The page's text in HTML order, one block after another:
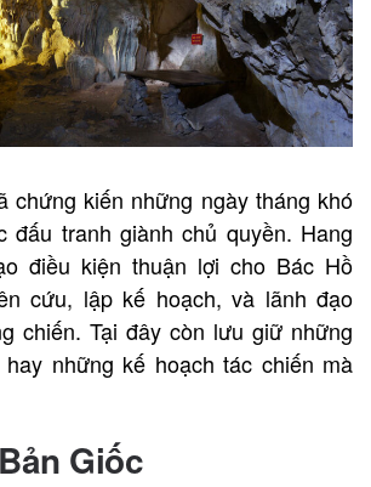
chứng kiến những ngày tháng khó
đấu tranh giành chủ quyền. Hang
điều kiện thuận lợi cho Bác Hồ
cứu, lập kế hoạch, và lãnh đạo
chiến. Tại đây còn lưu giữ những
những kế hoạch tác chiến mà
Giốc